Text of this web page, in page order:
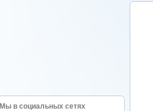
Мы в социальных сетях